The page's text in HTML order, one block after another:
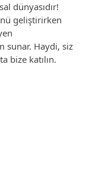
dünyasıdır!
geliştirirken
sunar. Haydi, siz
bize katılın.